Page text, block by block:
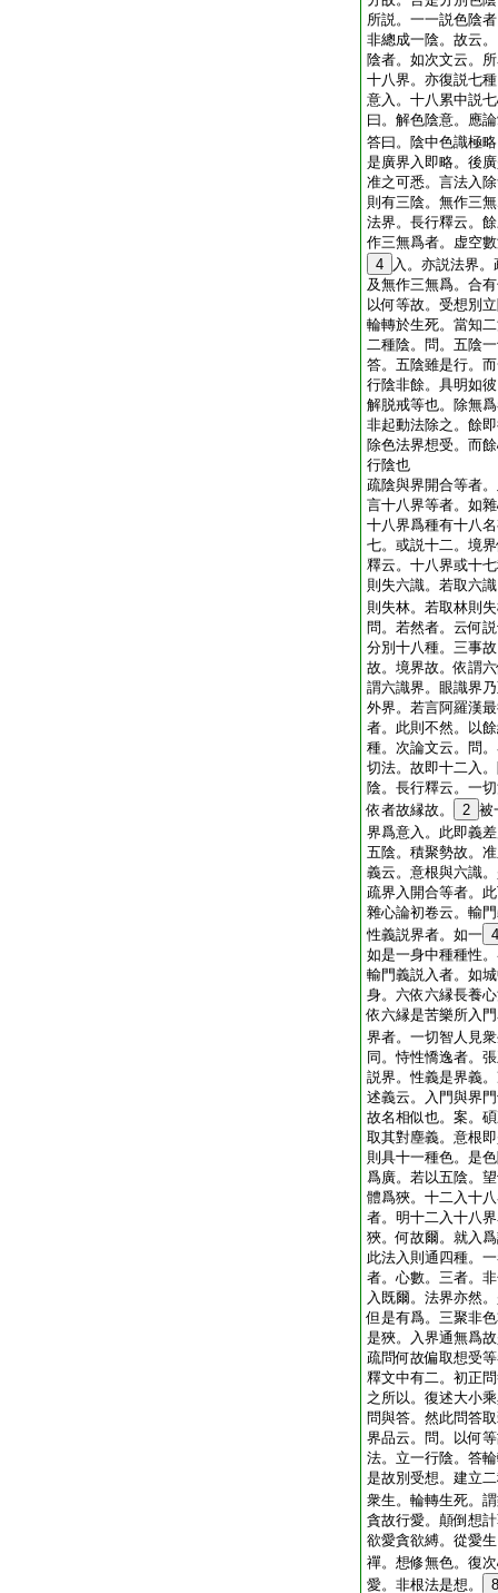
所説。一一説色陰
非總成一陰。故云
陰者。如次文云。
十八界。亦復説七
意入。十八累中説
曰。解色陰意。應
答曰。陰中色識極
是廣界入即略。後
准之可悉。言法入
則有三陰。無作三
法界。長行釋云。
作三無爲者。虚空
4
入。亦説法界
及無作三無爲。合
以何等故。受想別
輪轉於生死。當知
二種陰。問。五陰
答。五陰雖是行。
行陰非餘。具明如
解脱戒等也。除無
非起動法除之。餘
除色法界想受。而
行陰也
疏陰與界開合等者
言十八界等者。如
十八界爲種有十八
七。或説十二。境
釋云。十八界或十
則失六識。若取六
則失林。若取林則
問。若然者。云何
分別十八種。三事
故。境界故。依謂
謂六識界。眼識界
外界。若言阿羅漢
者。此則不然。以
種。次論文云。問
切法。故即十二入
陰。長行釋云。一
依者故縁故。
2 被
界爲意入。此即義
五陰。積聚勢故。
義云。意根與六識
疏界入開合等者。
雜心論初卷云。輸
性義説界者。如一 4
如是一身中種種性
輸門義説入者。如
身。六依六縁長養
依六縁是苦樂所入
界者。一切智人見
同。恃性憍逸者。
説界。性義是界義
述義云。入門與界
故名相似也。案。
取其對塵義。意根
則具十一種色。是
爲廣。若以五陰。
體爲狹。十二入十
者。明十二入十八
狹。何故爾。就入
此法入則通四種。
者。心數。三者。
入既爾。法界亦然
但是有爲。三聚非
是狹。入界通無爲
疏問何故偏取想受
釋文中有二。初正
之所以。復述大小
問與答。然此問答
界品云。問。以何
法。立一行陰。答
是故別受想。建立
衆生。輪轉生死。
貪故行愛。顛倒想
欲愛貪欲縛。從愛
禪。想修無色。復
愛。非根法是想。
8